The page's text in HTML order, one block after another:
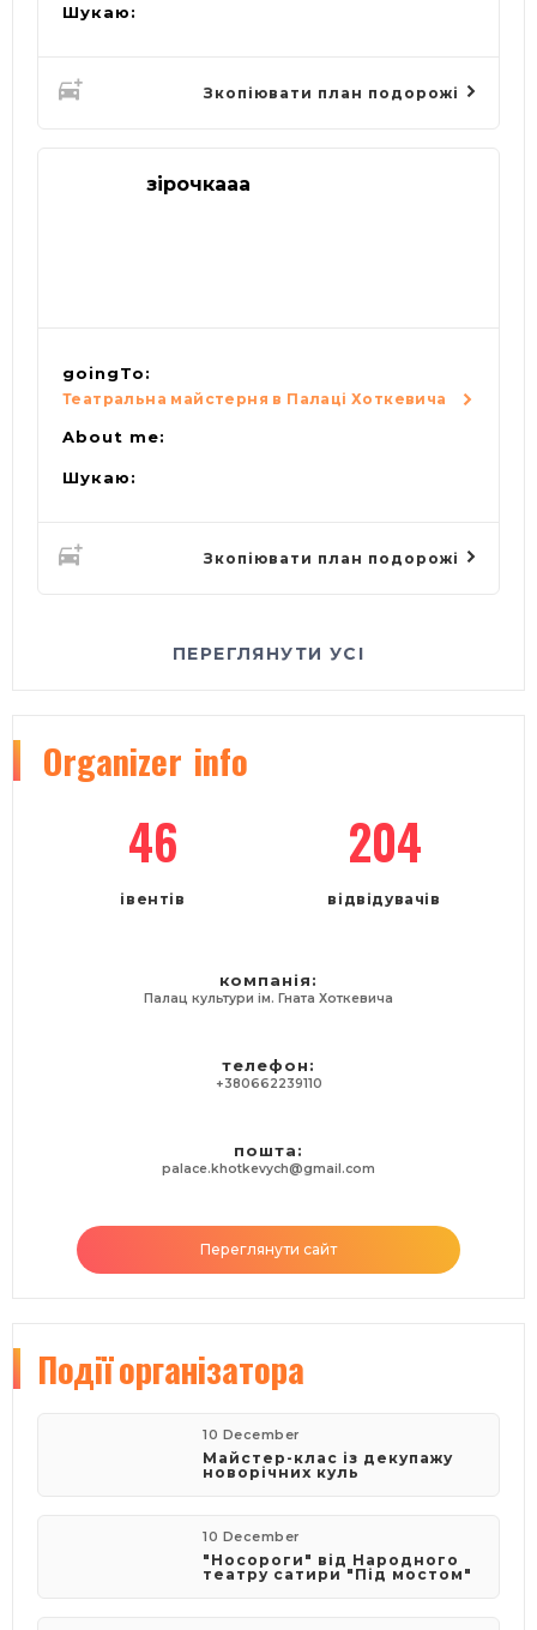
Шукаю:
Зкопіювати план подорожі
зірочкааа
goingTo:
Театральна майстерня в Палаці Хоткевича
About me:
Шукаю:
Зкопіювати план подорожі
ПЕРЕГЛЯНУТИ УСІ
Organizer info
46
івентів
204
відвідувачів
компанія:
Палац культури ім. Гната Хоткевича
телефон:
+380662239110
пошта:
palace.khotkevych@gmail.com
Переглянути сайт
Подіїорганізатора
10 December
Майстер-клас із декупажу
новорічних куль
10 December
"Носороги" від Народного
театру сатири "Під мостом"